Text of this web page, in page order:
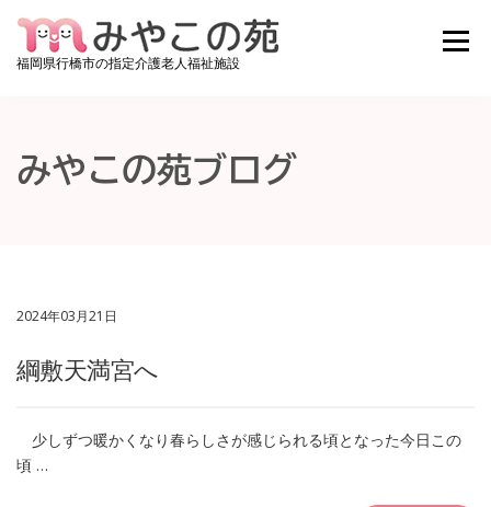
コンテンツへスキップ
福岡県行橋市の指定介護老人福祉施設
メニュ
お知らせ みやこの苑ブログ
みやこの苑ブログ
2024年03月21日
綱敷天満宮へ
少しずつ暖かくなり春らしさが感じられる頃となった今日この
頃 …